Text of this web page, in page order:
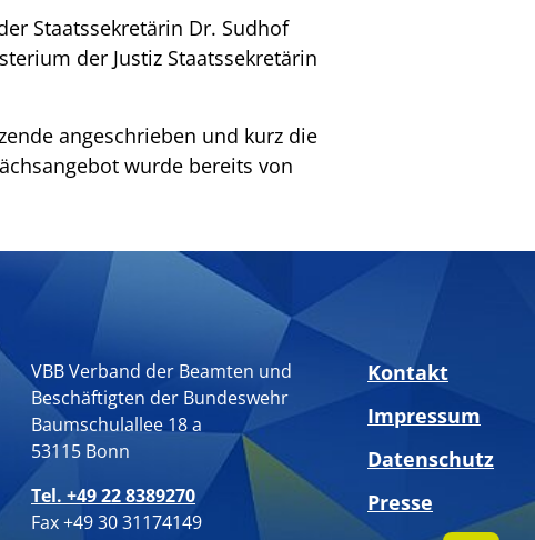
Staatssekretärin Dr. Sudhof
der Justiz Staatssekretärin
angeschrieben und kurz die
wurde bereits von
VBB Verband der Beamten und
Beschäftigten der Bundeswehr
Baumschulallee 18 a
53115 Bonn
Tel. +49 22 8389270
Fax +49 30 31174149
Kontakt
Impressum
Datenschutz
Presse